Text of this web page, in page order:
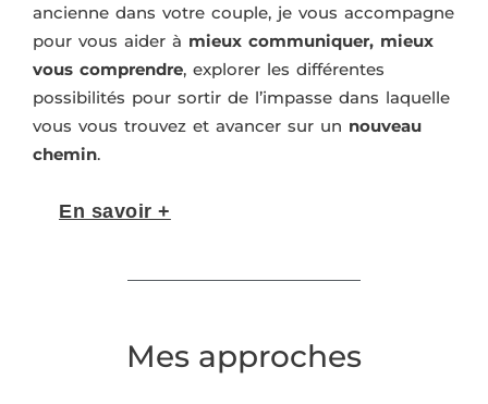
ancienne dans votre couple, je vous accompagne
pour vous aider à mieux communiquer, mieux
vous comprendre, explorer les différentes
possibilités pour sortir de l’impasse dans laquelle
vous vous trouvez et avancer sur un nouveau
chemin.
En savoir +
Mes approches